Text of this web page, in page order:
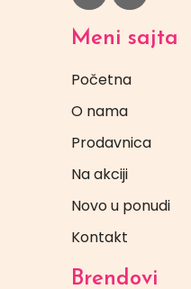
Meni sajta
Početna
O nama
Prodavnica
Na akciji
Novo u ponudi
Kontakt
Brendovi